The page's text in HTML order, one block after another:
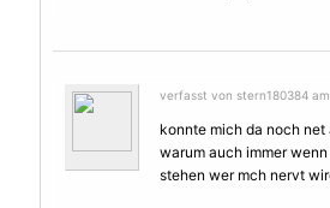
verfasst von stern180384
konnte mich da noch
warum auch immer
stehen wer mch nervt